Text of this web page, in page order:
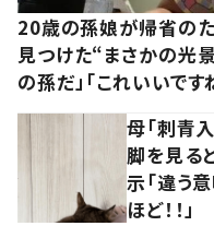
20歳の孫娘が帰省の
見つけた“まさかの光
の孫だ」「これいいです
母「刺青
脚を見る
示「違う
ほど！！」